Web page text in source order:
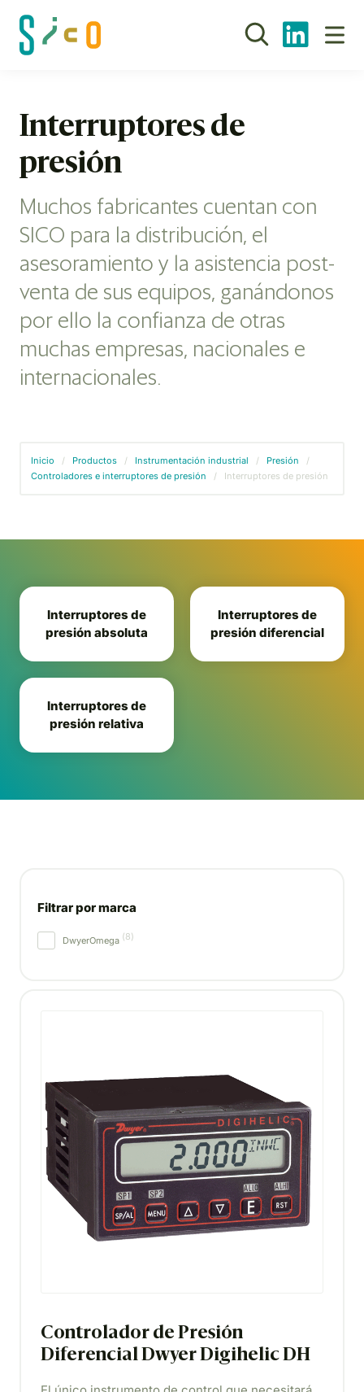
Interruptores de
presión
Muchos fabricantes cuentan con
SICO para la distribución, el
asesoramiento y la asistencia post-
venta de sus equipos, ganándonos
por ello la confianza de otras
muchas empresas, nacionales e
internacionales.
Inicio / Productos / Instrumentación industrial / Presión
/
Controladores e interruptores de presión
/ Interruptores de presión
Interruptores de
presión absoluta
Interruptores de
presión diferencial
Interruptores de
presión relativa
Controlador de Presión
Diferencial Dwyer Digihelic DH
Filtrar por marca
DwyerOmega (8)